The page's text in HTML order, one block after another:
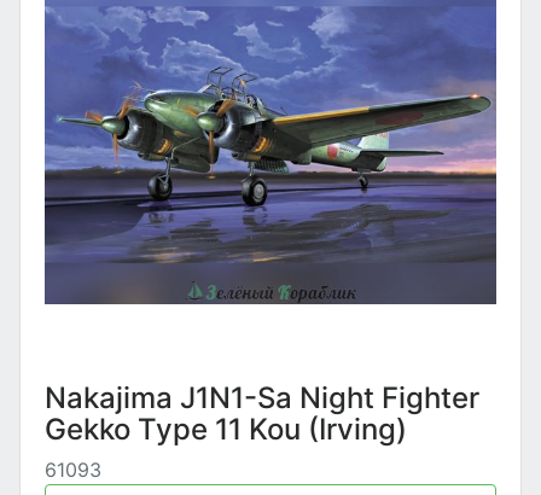
Nakajima J1N1-Sa Night Fighter
Gekko Type 11 Kou (Irving)
61093